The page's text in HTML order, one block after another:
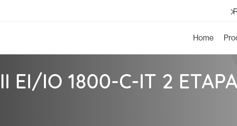
Home
EI/IO 1800-C-IT 2